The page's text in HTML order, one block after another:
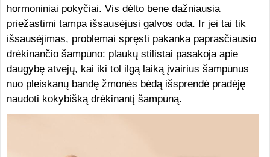
hormoniniai pokyčiai. Vis dėlto bene dažniausia
priežastimi tampa išsausėjusi galvos oda. Ir jei tai tik
išsausėjimas, problemai spręsti pakanka paprasčiausio
drėkinančio šampūno: plaukų stilistai pasakoja apie
daugybę atvejų, kai iki tol ilgą laiką įvairius šampūnus
nuo pleiskanų bandę žmonės bėdą išsprendė pradėję
naudoti kokybišką drėkinantį šampūną.